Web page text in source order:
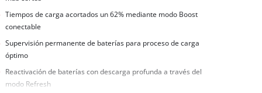
agua limpia
pozos
Tiempos de carga acortados un 62% mediante modo Boost
conectable
Supervisión permanente de baterías para proceso de carga
óptimo
Reactivación de baterías con descarga profunda a través del
modo Refresh